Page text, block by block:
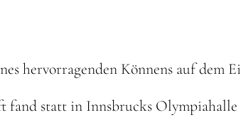
hervorragenden Könnens auf dem
fand statt in Innsbrucks